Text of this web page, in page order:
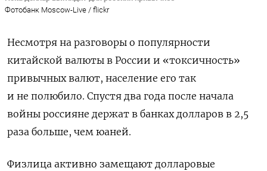
Фотобанк Moscow-Live / flickr
Несмотря на разговоры о популярности
китайской валюты в России и «токсичность»
привычных валют, население его так
и не полюбило. Спустя два года после начала
войны россияне держат в банках долларов в 2,5
раза больше, чем юаней.
Физлица активно замещают долларовые